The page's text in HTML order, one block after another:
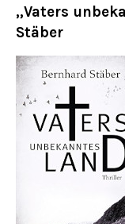
„Vaters
Stäber